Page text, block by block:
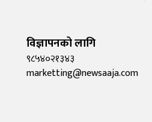
विज्ञापनको लागि
९८५४०२१३४३
marketting@newsaaja.com